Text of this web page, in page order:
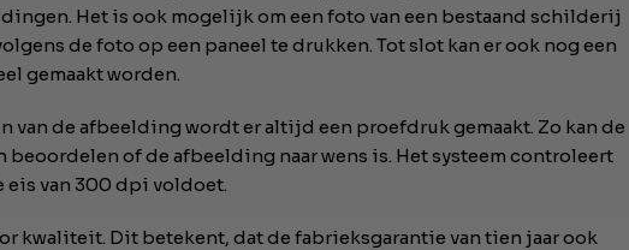
Het is ook mogelijk om een foto van een bestaand schilderij
de foto op een paneel te drukken. Tot slot kan er ook nog een
gemaakt worden.
van de afbeelding wordt er altijd een proefdruk gemaakt. Zo kan de
beoordelen of de afbeelding naar wens is. Het systeem controleert
eis van 300 dpi voldoet.
kwaliteit. Dit betekent, dat de fabrieksgarantie van tien jaar ook